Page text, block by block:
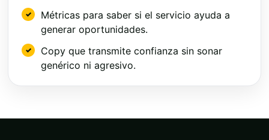
Métricas para saber si el servicio ayuda a
generar oportunidades.
Copy que transmite confianza sin sonar
genérico ni agresivo.